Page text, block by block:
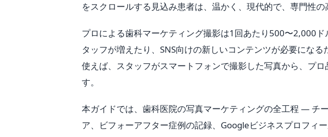
をスクロールする見込み患者は、温かく、現代的で、専門性の
プロによる歯科マーケティング撮影は1回あたり500〜2,000
タッフが増えたり、SNS向けの新しいコンテンツが必要にな
使えば、スタッフがスマートフォンで撮影した写真から、プ
す。
本ガイドでは、歯科医院の写真マーケティングの全工程 — チ
ア、ビフォーアフター症例の記録、Googleビジネスプロフィ